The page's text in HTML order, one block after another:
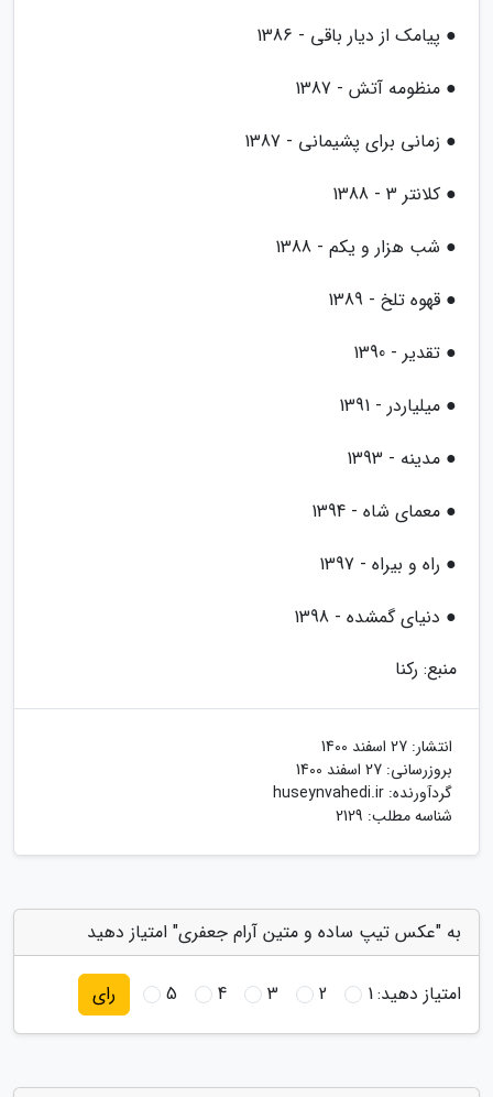
● پیامک از دیار باقی - 1386
● منظومه آتش - 1387
● زمانی برای پشیمانی - 1387
● کلانتر 3 - 1388
● شب هزار و یکم - 1388
● قهوه تلخ - 1389
● تقدیر - 1390
● میلیاردر - 1391
● مدینه - 1393
● معمای شاه - 1394
● راه و بیراه - 1397
● دنیای گمشده - 1398
منبع: رکنا
انتشار: 27 اسفند 1400
بروزرسانی: 27 اسفند 1400
گردآورنده: huseynvahedi.ir
شناسه مطلب: 2129
به "عکس تیپ ساده و متین آرام جعفری" امتیاز دهید
امتیاز دهید:1
2
3
4
5 رای